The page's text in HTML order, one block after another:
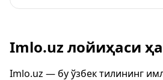
Imlo.uz лойиҳаси
Imlo.uz — бу ўзбек тилининг